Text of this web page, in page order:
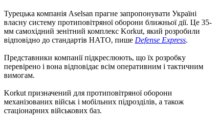
Турецька компанія Aselsan прагне запропонувати Україні
власну систему протиповітряної оборони ближньої дії. Це 35-
мм самохідний зенітний комплекс Korkut, який розробили
відповідно до стандартів НАТО, пише Defense Express.
Представники компанії підкреслюють, що їх розробку
перевірено і вона відповідає всім оперативним і тактичним
вимогам.
Korkut призначений для протиповітряної оборони
механізованих військ і мобільних підрозділів, а також
стаціонарних військових баз.